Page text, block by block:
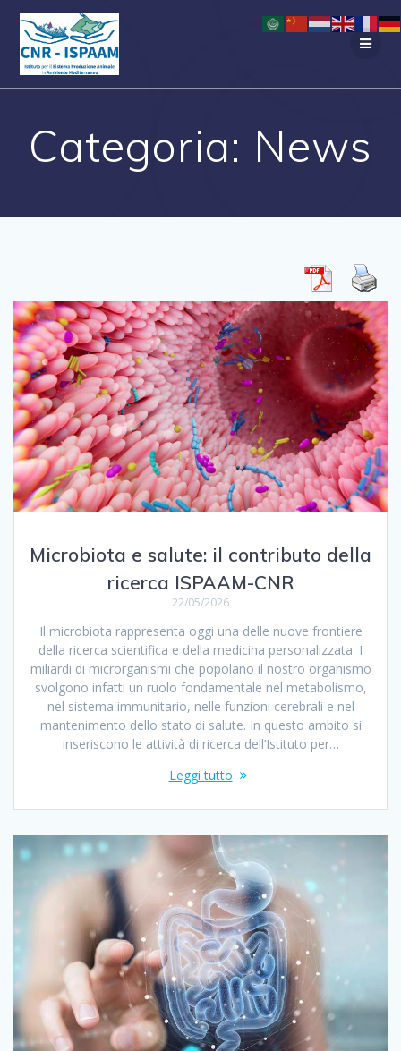
Categoria: News
Microbiota e salute: il contributo della
ricerca ISPAAM-CNR
22/05/2026
Il microbiota rappresenta oggi una delle nuove frontiere
della ricerca scientifica e della medicina personalizzata. I
miliardi di microrganismi che popolano il nostro organismo
svolgono infatti un ruolo fondamentale nel metabolismo,
nel sistema immunitario, nelle funzioni cerebrali e nel
mantenimento dello stato di salute. In questo ambito si
inseriscono le attività di ricerca dell’Istituto per…
Leggi tutto